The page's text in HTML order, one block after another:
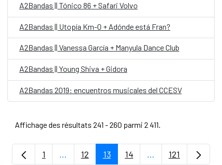
A2Bandas || Tónico 86 + Safari Volvo
A2Bandas || Utopía Km-0 + Adónde está Fran?
A2Bandas || Vanessa García + Manyula Dance Club
A2Bandas || Young Shiva + Gidora
A2Bandas 2019: encuentros musicales del CCESV
Affichage des résultats 241 - 260 parmi 2 411.
Page
1 ...Pages intermédiaires Utilisez TAB pour
Page
12 Page
13 Page
14 ...PagesPage
121